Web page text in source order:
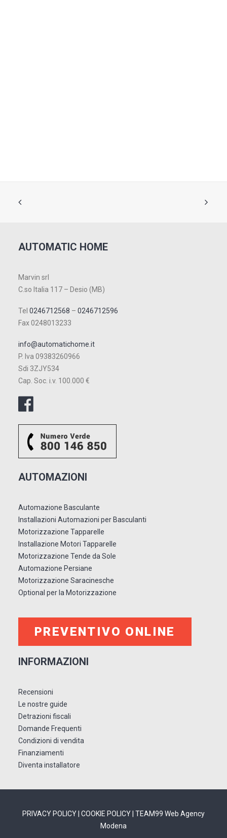
AUTOMATIC HOME
Marvin srl
C.so Italia 117 – Desio (MB)
Tel 0246712568 – 0246712596
Fax 0248013233
info@automatichome.it
P. Iva 09383260966
Sdi 3ZJY534
Cap. Soc. i.v. 100.000 €
AUTOMAZIONI
Automazione Basculante
Installazioni Automazioni per Basculanti
Motorizzazione Tapparelle
Installazione Motori Tapparelle
Motorizzazione Tende da Sole
Automazione Persiane
Motorizzazione Saracinesche
Optional per la Motorizzazione
PREVENTIVO ONLINE
INFORMAZIONI
Recensioni
Le nostre guide
Detrazioni fiscali
Domande Frequenti
Condizioni di vendita
Finanziamenti
Diventa installatore
PRIVACY POLICY COOKIE POLICY | TEAM99 Web Agency
Modena